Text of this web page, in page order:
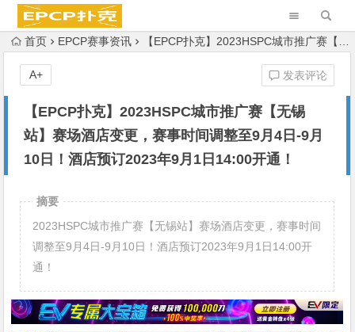
首页 EPCP赛事资讯 【EPCP扑克】2023HSPC城市推广赛【无锡站】赛场酒店变更，赛事时间调整至9月4日-9月10日！酒店预订2023年9月1日14:00开通！
【EPCP扑克】2023HSPC城市推广赛【无锡
站】赛场酒店变更，赛事时间调整至9月4日-9月
10日！酒店预订2023年9月1日14:00开通！
发表评论
A+
摘要
2023HSPC城市推广赛【无锡站】赛场酒店变更，赛事时间
调整至9月4日-9月10日！酒店预订2023年9月1日14:00开
通！